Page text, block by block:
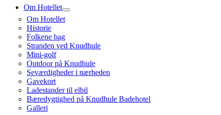
Om Hotellet
Om Hotellet
Historie
Folkene bag
Stranden ved Knudhule
Mini-golf
Outdoor på Knudhule
Seværdigheder i nærheden
Gavekort
Ladestander til elbil
Bæredygtighed på Knudhule Badehotel
Galleri